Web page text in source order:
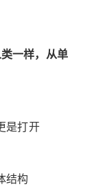
一样，从单
是打开
结构